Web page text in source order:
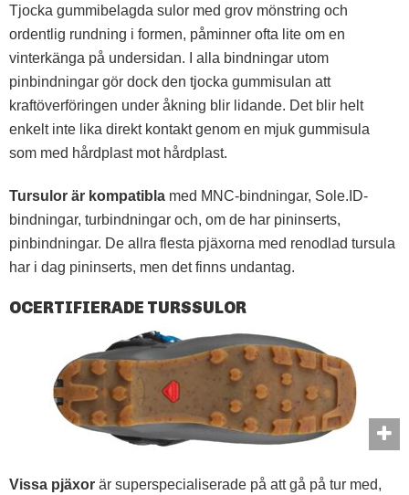
Tjocka gummibelagda sulor med grov mönstring och
ordentlig rundning i formen, påminner ofta lite om en
vinterkänga på undersidan. I alla bindningar utom
pinbindningar gör dock den tjocka gummisulan att
kraftöverföringen under åkning blir lidande. Det blir helt
enkelt inte lika direkt kontakt genom en mjuk gummisula
som med hårdplast mot hårdplast.
Tursulor är kompatibla med MNC-bindningar, Sole.ID-
bindningar, turbindningar och, om de har pininserts,
pinbindningar. De allra flesta pjäxorna med renodlad tursula
har i dag pininserts, men det finns undantag.
OCERTIFIERADE TURSSULOR
Vissa pjäxor är superspecialiserade på att gå på tur med,